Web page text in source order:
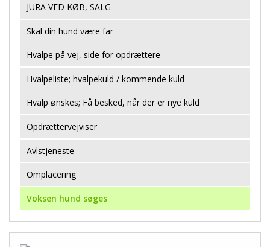
JURA VED KØB, SALG
Skal din hund være far
Hvalpe på vej, side for opdrættere
Hvalpeliste; hvalpekuld / kommende kuld
Hvalp ønskes; Få besked, når der er nye kuld
Opdrættervejviser
Avlstjeneste
Omplacering
Voksen hund søges